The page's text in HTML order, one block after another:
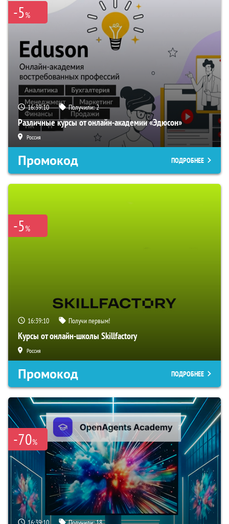
-5%
16:39:09 Получили:2
Различные курсы от онлайн-академии «Эдюсон»
Россия
Промокод ПОДРОБНЕЕ
-5%
16:39:09 Получи первым!
Курсы от онлайн-школы Skillfactory
Россия
Промокод ПОДРОБНЕЕ
-70%